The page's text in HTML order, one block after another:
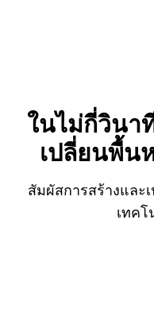
ในไม่กี่วินา
เปลี่ยนพื้น
สัมผัสการสร้างและ
เทคโ